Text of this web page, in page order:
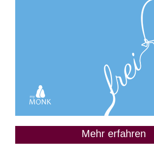
Mehr erfahren